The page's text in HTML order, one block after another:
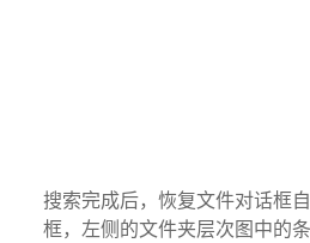
搜索完成后，恢复文件对话框
框，左侧的文件夹层次图中的